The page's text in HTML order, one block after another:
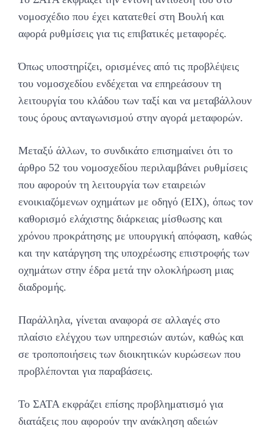
νομοσχέδιο που έχει κατατεθεί στη Βουλή και
αφορά ρυθμίσεις για τις επιβατικές μεταφορές.
Όπως υποστηρίζει, ορισμένες από τις προβλέψεις
του νομοσχεδίου ενδέχεται να επηρεάσουν τη
λειτουργία του κλάδου των ταξί και να μεταβάλλουν
τους όρους ανταγωνισμού στην αγορά μεταφορών.
Μεταξύ άλλων, το συνδικάτο επισημαίνει ότι το
άρθρο 52 του νομοσχεδίου περιλαμβάνει ρυθμίσεις
που αφορούν τη λειτουργία των εταιρειών
ενοικιαζόμενων οχημάτων με οδηγό (ΕΙΧ), όπως τον
καθορισμό ελάχιστης διάρκειας μίσθωσης και
χρόνου προκράτησης με υπουργική απόφαση, καθώς
και την κατάργηση της υποχρέωσης επιστροφής των
οχημάτων στην έδρα μετά την ολοκλήρωση μιας
διαδρομής.
Παράλληλα, γίνεται αναφορά σε αλλαγές στο
πλαίσιο ελέγχου των υπηρεσιών αυτών, καθώς και
σε τροποποιήσεις των διοικητικών κυρώσεων που
προβλέπονται για παραβάσεις.
Το ΣΑΤΑ εκφράζει επίσης προβληματισμό για
διατάξεις που αφορούν την ανάκληση αδειών